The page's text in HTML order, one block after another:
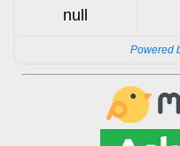
null
Powered